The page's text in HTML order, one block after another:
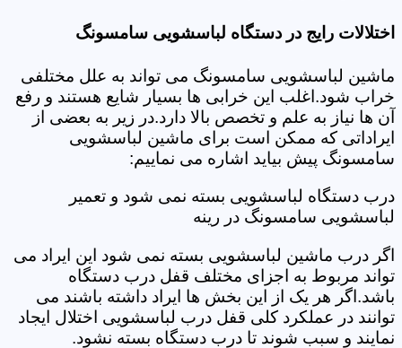
اختلالات رایج در دستگاه لباسشویی سامسونگ
ماشین لباسشویی سامسونگ می تواند به علل مختلفی
خراب شود.اغلب این خرابی ها بسیار شایع هستند و رفع
آن ها نیاز به علم و تخصص بالا دارد.در زیر به بعضی از
ایراداتی که ممکن است برای ماشین لباسشویی
سامسونگ پیش بیاید اشاره می نماییم:
درب دستگاه لباسشویی بسته نمی شود و تعمیر
لباسشویی سامسونگ در رینه
اگر درب ماشین لباسشویی بسته نمی شود این ایراد می
تواند مربوط به اجزای مختلف قفل درب دستگاه
باشد.اگر هر یک از این بخش ها ایراد داشته باشند می
توانند در عملکرد کلی قفل درب لباسشویی اختلال ایجاد
نمایند و سبب شوند تا درب دستگاه بسته نشود.